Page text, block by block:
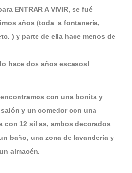
ENTRAR A VIVIR, se fué
años (toda la fontanería,
) y parte de ella hace menos de
hace dos años escasos!
con una bonita y
y un comedor con una
con 12 sillas, ambos decorados
baño, una zona de lavandería y
almacén.